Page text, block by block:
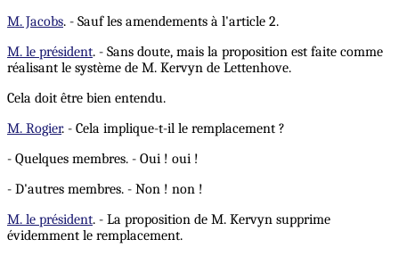
M. Jacobs. - Sauf les amendements à l'article 2.
M. le président. - Sans doute, mais la proposition est faite comme
réalisant le système de M. Kervyn de Lettenhove.
Cela doit être bien entendu.
M. Rogier. - Cela implique-t-il le remplacement ?
- Quelques membres. - Oui ! oui !
- D'autres membres. - Non ! non !
M. le président. - La proposition de M. Kervyn supprime
évidemment le remplacement.